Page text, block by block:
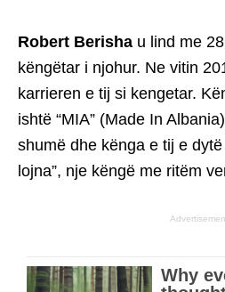
Robert Berisha u lind me
këngëtar i njohur. Ne vitin
karrieren e tij si kengetar.
ishtë “MIA” (Made In
shumë dhe kënga e tij e
lojna”, nje këngë me ritëm